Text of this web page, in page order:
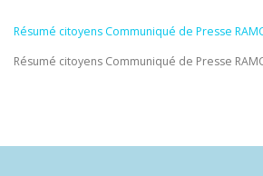
RESSOURCES DOCUMENTAIRES
Résumé citoyens Communiqué de Presse RAMO
Résumé citoyens Communiqué de Presse RAMO